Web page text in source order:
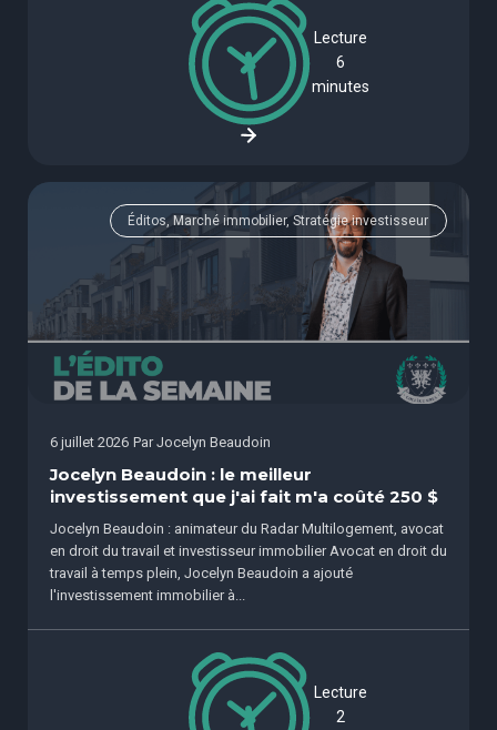
Lecture
6
minutes
Éditos, Marché immobilier, Stratégie investisseur
6 juillet 2026 Par Jocelyn Beaudoin
Jocelyn Beaudoin : le meilleur
investissement que j'ai fait m'a coûté 250 $
Jocelyn Beaudoin : animateur du Radar Multilogement, avocat
en droit du travail et investisseur immobilier Avocat en droit du
travail à temps plein, Jocelyn Beaudoin a ajouté
l'investissement immobilier à...
Lecture
2